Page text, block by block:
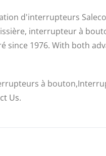
d'interrupteurs
interrupteur à
1976. With both
à
Us.